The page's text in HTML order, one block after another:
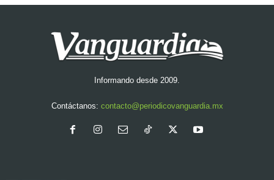
Informando desde 2009.
Contáctanos: contacto@periodicovanguardia.mx